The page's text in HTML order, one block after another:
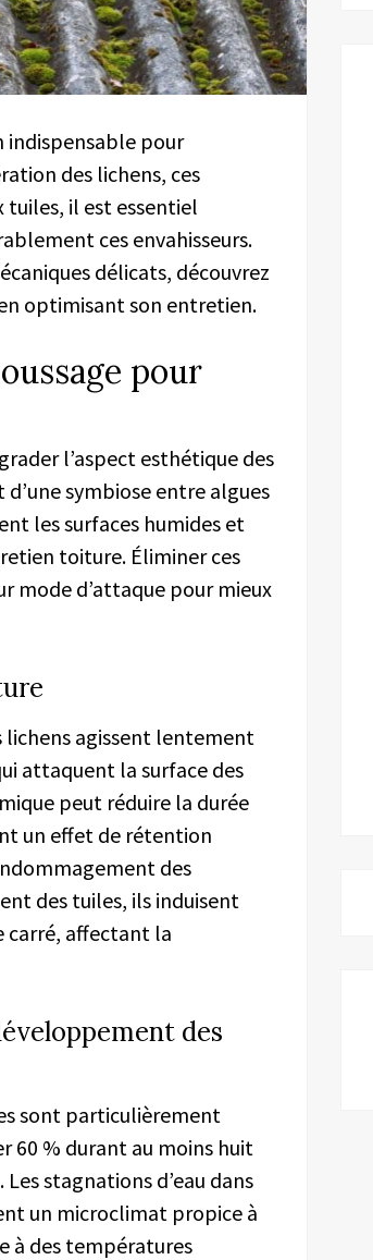
indispensable pour
des lichens, ces
tuiles, il est essentiel
ces envahisseurs.
délicats, découvrez
optimisant son entretien.
pour
l’aspect esthétique des
symbiose entre algues
les surfaces humides et
toiture. Éliminer ces
mode d’attaque pour mieux
lichens agissent lentement
attaquent la surface des
peut réduire la durée
un effet de rétention
des
des tuiles, ils induisent
carré, affectant la
des
sont particulièrement
60 % durant au moins huit
stagnations d’eau dans
un microclimat propice à
à des températures